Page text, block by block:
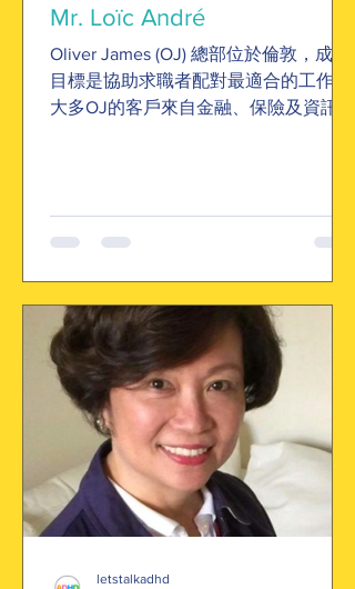
Mr. Loïc André
Oliver James (OJ) 總部位於倫敦，成立
目標是協助求職者配對最適合的工作。
大多OJ的客戶來自金融、保險及資訊科
letstalkadhd